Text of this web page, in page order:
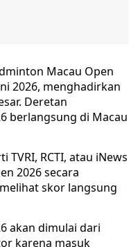
Macau Open
2026, menghadirkan
Deretan
berlangsung di Macau
TVRI, RCTI, atau iNews
2026 secara
skor langsung
akan dimulai dari
karena masuk